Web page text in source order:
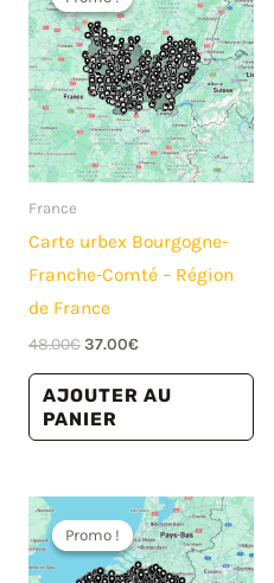
France
Carte urbex Bourgogne-
Franche-Comté – Région
de France
48.00€Le
initial
était :
48.00€.
37.00€Le
actuel
est :
AJOUTER AU
PANIER
Promo !
Promo !